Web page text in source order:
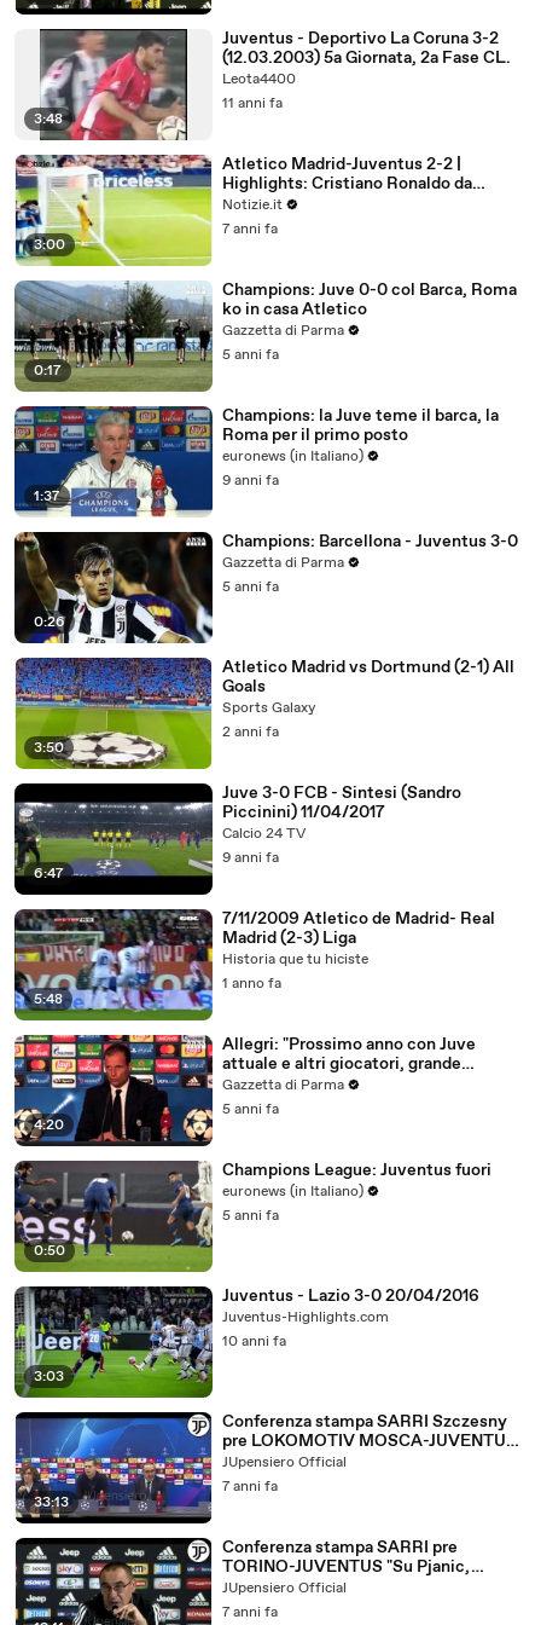
Napoli e l' Inter di Conte..." - 09.11.2019
3:48
Juventus - Deportivo La Coruna 3-2
(12.03.2003) 5a Giornata, 2a Fase CL.
Leota4400
11 anni fa
3:00
Atletico Madrid-Juventus 2-2 |
Highlights: Cristiano Ronaldo da
brivido | Notizie.it
Notizie.it
7 anni fa
0:17
Champions: Juve 0-0 col Barca, Roma
ko in casa Atletico
Gazzetta di Parma
5 anni fa
1:37
Champions: la Juve teme il barca, la
Roma per il primo posto
euronews (in Italiano)
9 anni fa
0:26
Champions: Barcellona - Juventus 3-0
Gazzetta di Parma
5 anni fa
3:50
Atletico Madrid vs Dortmund (2-1) All
Goals
Sports Galaxy
2 anni fa
6:47
Juve 3-0 FCB - Sintesi (Sandro
Piccinini) 11/04/2017
Calcio 24 TV
9 anni fa
5:48
7/11/2009 Atletico de Madrid- Real
Madrid (2-3) Liga
Historia que tu hiciste
1 anno fa
4:20
Allegri: "Prossimo anno con Juve
attuale e altri giocatori, grande
Champions"
Gazzetta di Parma
5 anni fa
0:50
Champions League: Juventus fuori
euronews (in Italiano)
5 anni fa
3:03
Juventus - Lazio 3-0 20/04/2016
Juventus-Highlights.com
10 anni fa
33:13
Conferenza stampa SARRI Szczesny
pre LOKOMOTIV MOSCA-JUVENTUS
UCL "Su Dybala, Higuain, Cristiano
Ronaldo, De Ligt, Douglas Costa e
JUpensiero Official
7 anni fa
Conferenza stampa SARRI pre
TORINO-JUVENTUS "Su Pjanic,
Cristiano Ronaldo, Dybala, Higuain,
Ramsey e Var..." - 01.11.2019
JUpensiero Official
7 anni fa